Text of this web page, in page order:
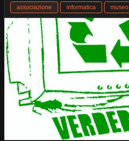
associazione
informatica museo